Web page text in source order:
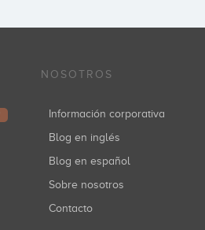
NOSOTROS
Información corporativa
Blog en inglés
Blog en español
Sobre nosotros
Contacto